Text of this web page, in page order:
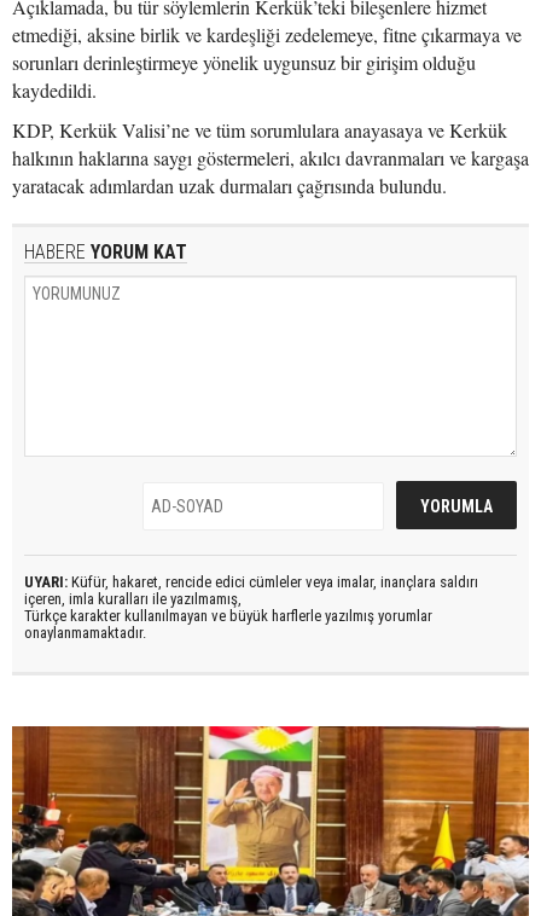
Açıklamada, bu tür söylemlerin Kerkük’teki bileşenlere hizmet
etmediği, aksine birlik ve kardeşliği zedelemeye, fitne çıkarmaya ve
sorunları derinleştirmeye yönelik uygunsuz bir girişim olduğu
kaydedildi.
KDP, Kerkük Valisi’ne ve tüm sorumlulara anayasaya ve Kerkük
halkının haklarına saygı göstermeleri, akılcı davranmaları ve kargaşa
yaratacak adımlardan uzak durmaları çağrısında bulundu.
HABERE YORUM KAT
UYARI: Küfür, hakaret, rencide edici cümleler veya imalar, inançlara saldırı
içeren, imla kuralları ile yazılmamış,
Türkçe karakter kullanılmayan ve büyük harflerle yazılmış yorumlar
onaylanmamaktadır.